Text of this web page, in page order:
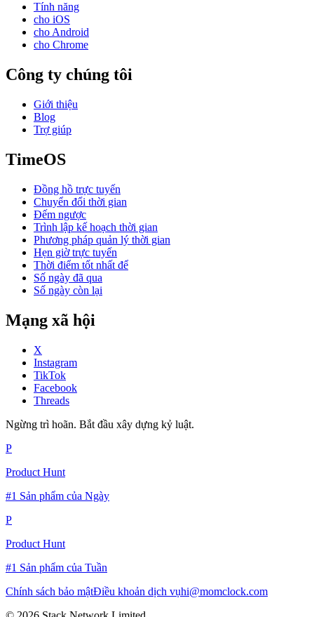
Tính năng
cho iOS
cho Android
cho Chrome
Công ty chúng tôi
Giới thiệu
Blog
Trợ giúp
TimeOS
Đồng hồ trực tuyến
Chuyển đổi thời gian
Đếm ngược
Trình lập kế hoạch thời gian
Phương pháp quản lý thời gian
Hẹn giờ trực tuyến
Thời điểm tốt nhất để
Số ngày đã qua
Số ngày còn lại
Mạng xã hội
X
Instagram
TikTok
Facebook
Threads
Ngừng trì hoãn. Bắt đầu xây dựng kỷ luật.
P
Product Hunt
#1 Sản phẩm của Ngày
P
Product Hunt
#1 Sản phẩm của Tuần
Chính sách bảo mậtĐiều khoản dịch vụhi@momclock.com